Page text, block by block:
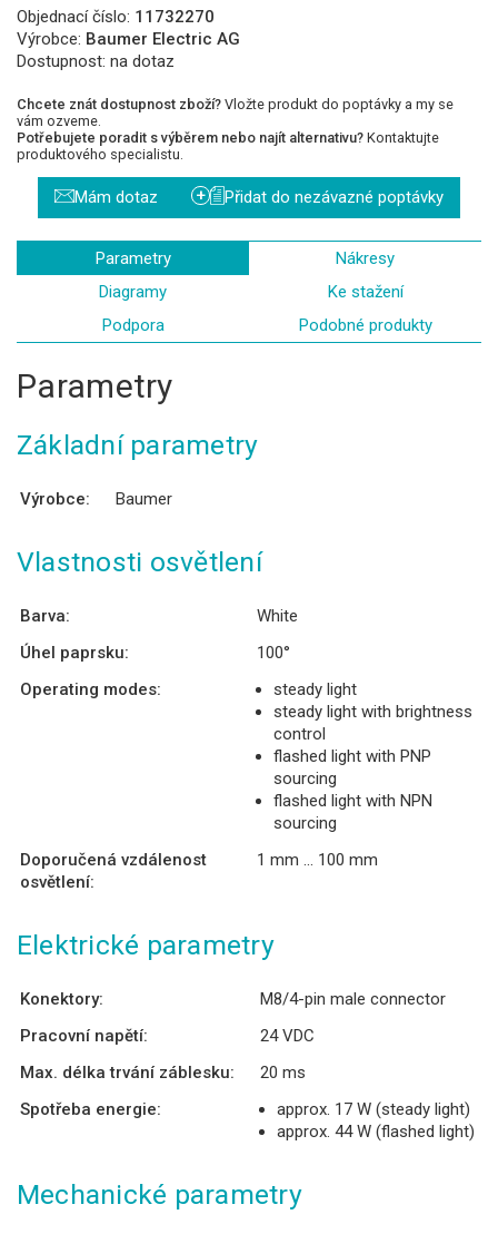
Objednací číslo: 11732270
Výrobce: Baumer Electric AG
Dostupnost: na dotaz
Chcete znát dostupnost zboží? Vložte produkt do poptávky a my se
vám ozveme.
Potřebujete poradit s výběrem nebo najít alternativu? Kontaktujte
produktového specialistu.
Mám dotaz + Přidat do nezávazné poptávky
Parametry
Nákresy
Diagramy
Ke stažení
Podpora
Podobné produkty
Parametry
Základní parametry
Výrobce: Baumer
Vlastnosti osvětlení
Barva:
White
Úhel paprsku:
100°
Operating modes:
steady light
steady light with brightness
control
flashed light with PNP
sourcing
flashed light with NPN
sourcing
Doporučená vzdálenost
osvětlení:
1 mm ... 100 mm
Elektrické parametry
Konektory:
M8/4-pin male connector
Pracovní napětí:
24 VDC
Max. délka trvání záblesku:
20 ms
Spotřeba energie:
approx. 17 W (steady light)
approx. 44 W (flashed light)
Mechanické parametry